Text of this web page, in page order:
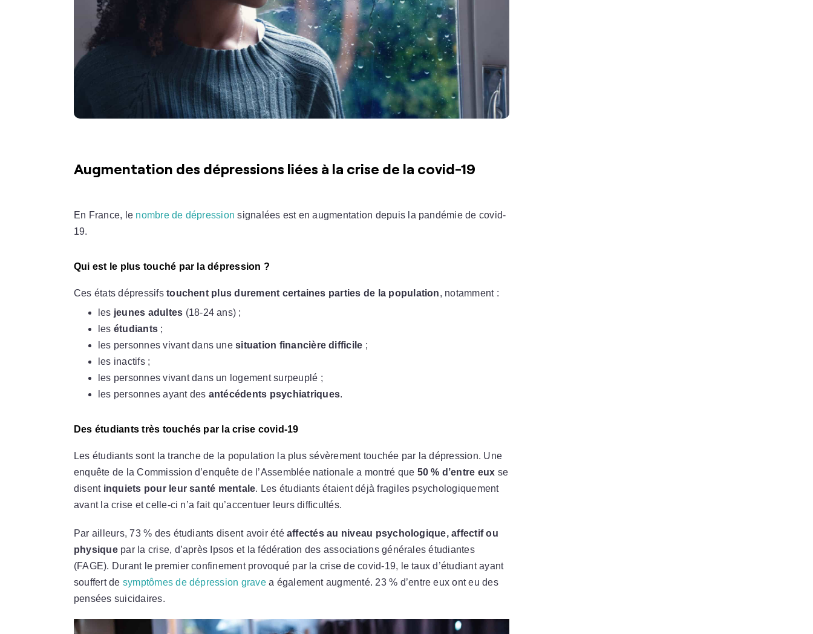
Augmentation des dépressions liées à la crise de la covid-19
En France, le nombre de dépression signalées est en augmentation depuis la pandémie de covid-
19.
Qui est le plus touché par la dépression ?
Ces états dépressifstouchent plus durement certaines parties de la population, notamment :
les jeunes adultes (18-24 ans) ;
les étudiants ;
les personnes vivant dans unesituation financière difficile ;
les inactifs ;
les personnes vivant dans un logement surpeuplé ;
les personnes ayant des antécédents psychiatriques.
Des étudiants très touchés par la crise covid-19
Les étudiants sont la tranche de la population la plus sévèrement touchée par la dépression. Une
enquête de la Commission d’enquête de l’Assemblée nationale a montré que 50 % d’entre eux se
disent inquiets pour leur santé mentale. Les étudiants étaient déjà fragiles psychologiquement
avant la crise et celle-ci n’a fait qu’accentuer leurs difficultés.
Par ailleurs, 73 % des étudiants disent avoir étéaffectés au niveau psychologique, affectif ou
physiquepar la crise, d’après Ipsos et la fédération des associations générales étudiantes
(FAGE). Durant le premier confinement provoqué par la crise de covid-19, le taux d’étudiant ayant
souffert de symptômes de dépression gravea également augmenté. 23 % d’entre eux ont eu des
pensées suicidaires.